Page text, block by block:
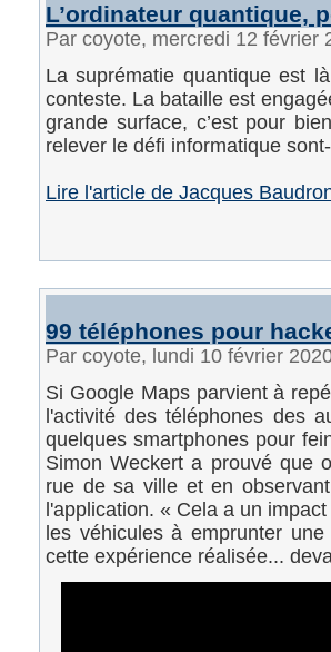
L’ordinateur quantique,
Par coyote, mercredi 12 février
La suprématie quantique est
conteste. La bataille est
grande surface, c’est pour
relever le défi informatique
Lire l'article de Jacques
99 téléphones pour
Par coyote, lundi 10 février
Si Google Maps parvient à
l'activité des téléphones des
quelques smartphones pour
Simon Weckert a prouvé que
rue de sa ville et en
l'application. « Cela a un
les véhicules à emprunter
cette expérience réalisée...